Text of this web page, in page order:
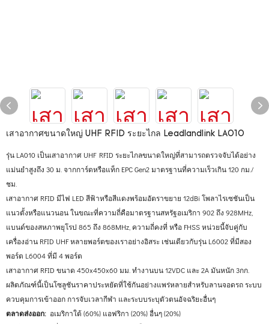
เสาอากาศขนาดใหญ่ UHF RFID ระยะไกล Leadlandlink LA010
รุ่น LA010 เป็นเสาอากาศ UHF RFID ระยะไกลขนาดใหญ่ที่สามารถตรวจจับได้อย่าง
แม่นยำสูงถึง 30 ม. จากการ์ดหรือแท็ก EPC Gen2 มาตรฐานที่ความเร็วเกิน 120 กม./
ชม.
เสาอากาศ RFID มีไฟ LED สีฟ้าหรือสีแดงพร้อมอัตราขยาย 12dBi โพลาไรเซชันเป็น
แนวตั้งหรือแนวนอน ในขณะที่ความถี่คือมาตรฐานสหรัฐอเมริกา 902 ถึง 928MHz,
แบนด์ของสหภาพยุโรป 865 ถึง 868MHz, ความถี่คงที่ หรือ FHSS หน่วยนี้จับคู่กับ
เครื่องอ่าน RFID UHF หลายพอร์ตของเราอย่างอิสระ เช่นเดียวกับรุ่น L6002 ที่มีสอง
พอร์ต L6004 ที่มี 4 พอร์ต
เสาอากาศ RFID ขนาด 450x450x60 มม. ทำงานบน 12VDC และ 2A มันหนัก 3กก.
ผลิตภัณฑ์นี้เป็นโซลูชันราคาประหยัดที่ใช้กันอย่างแพร่หลายสำหรับลานจอดรถ ระบบ
ควบคุมการเข้าออก การจับเวลากีฬา และระบบระบุตัวตนอัจฉริยะอื่นๆ
ตลาดส่งออก: อเมริกาใต้ (60%) แอฟริกา (20%) อื่นๆ (20%)